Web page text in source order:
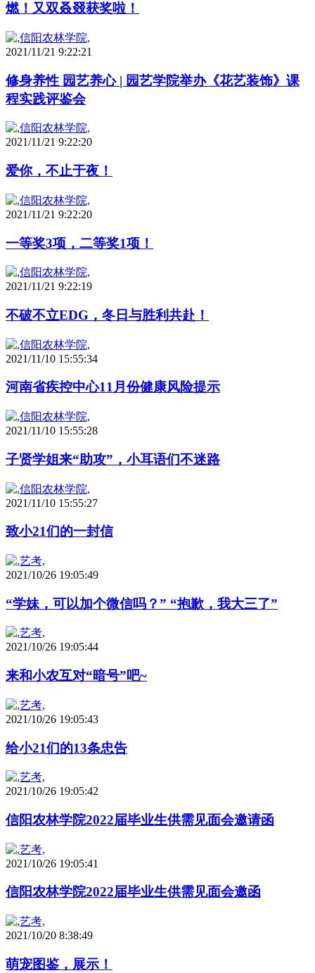
燃！又双叒叕获奖啦！
2021/11/21 9:22:21
修身养性 园艺养心 | 园艺学院举办《花艺装饰》课
程实践评鉴会
2021/11/21 9:22:20
爱你，不止于夜！
2021/11/21 9:22:20
一等奖3项，二等奖1项！
2021/11/21 9:22:19
不破不立EDG，冬日与胜利共赴！
2021/11/10 15:55:34
河南省疾控中心11月份健康风险提示
2021/11/10 15:55:28
子贤学姐来“助攻”，小耳语们不迷路
2021/11/10 15:55:27
致小21们的一封信
2021/10/26 19:05:49
“学妹，可以加个微信吗？” “抱歉，我大三了”
2021/10/26 19:05:44
来和小农互对“暗号”吧~
2021/10/26 19:05:43
给小21们的13条忠告
2021/10/26 19:05:42
信阳农林学院2022届毕业生供需见面会邀请函
2021/10/26 19:05:41
信阳农林学院2022届毕业生供需见面会邀函
2021/10/20 8:38:49
萌宠图鉴，展示！